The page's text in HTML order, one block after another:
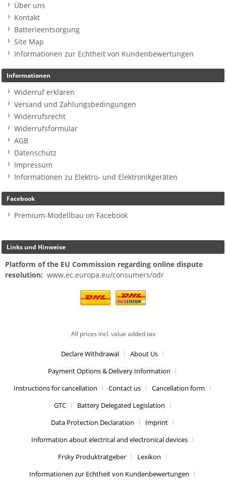
Über uns
Kontakt
Batterieentsorgung
Site Map
Informationen zur Echtheit von Kundenbewertungen
Informationen
Widerruf erklären
Versand und Zahlungsbedingungen
Widerrufsrecht
Widerrufsformular
AGB
Datenschutz
Impressum
Informationen zu Elektro- und Elektronikgeräten
Facebook
Premium-Modellbau on Facebook
Links und Hinweise
Platform of the EU Commission regarding online dispute
resolution: www.ec.europa.eu/consumers/odr
All prices incl. value added tax
Declare Withdrawal
About Us
Payment Options & Delivery Information
Instructions for cancellation
Contact us
Cancellation form
GTC
Battery Delegated Legislation
Data Protection Declaration
Imprint
Information about electrical and electronical devices
Frsky Produktratgeber
Lexikon
Informationen zur Echtheit von Kundenbewertungen